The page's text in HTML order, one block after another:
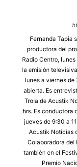
Fernanda Tapia
productora del
Radio Centro,
la emisión
lunes a viernes
abierta. Es
Trola de Acustik
hrs. Es conductora
jueves de 9:30 a
Acustik Noticias
Colaboradora del
también en el
Premio